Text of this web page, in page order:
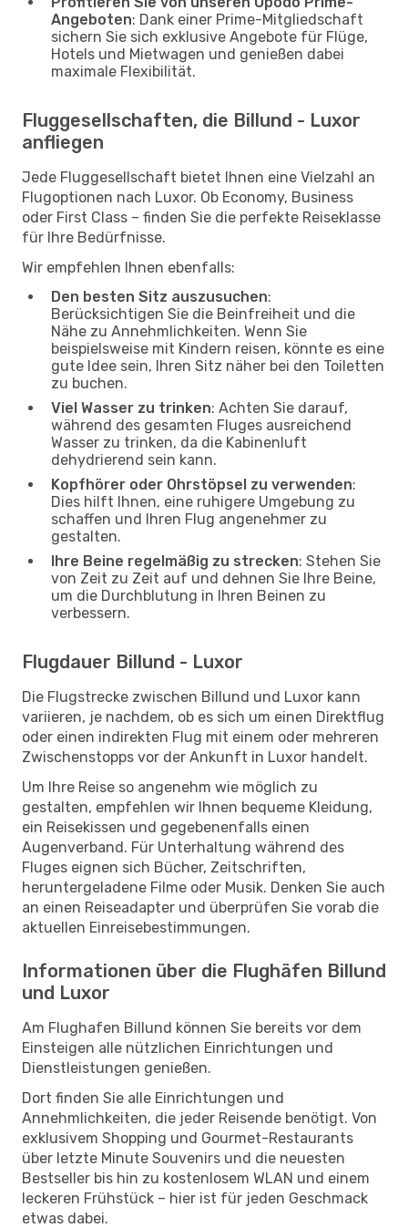
Angeboten: Dank einer Prime-Mitgliedschaft
sichern Sie sich exklusive Angebote für Flüge,
Hotels und Mietwagen und genießen dabei
maximale Flexibilität.
Fluggesellschaften, die Billund - Luxor
anfliegen
Jede Fluggesellschaft bietet Ihnen eine Vielzahl an
Flugoptionen nach Luxor. Ob Economy, Business
oder First Class – finden Sie die perfekte Reiseklasse
für Ihre Bedürfnisse.
Wir empfehlen Ihnen ebenfalls:
Den besten Sitz auszusuchen:
Berücksichtigen Sie die Beinfreiheit und die
Nähe zu Annehmlichkeiten. Wenn Sie
beispielsweise mit Kindern reisen, könnte es eine
gute Idee sein, Ihren Sitz näher bei den Toiletten
zu buchen.
Viel Wasser zu trinken: Achten Sie darauf,
während des gesamten Fluges ausreichend
Wasser zu trinken, da die Kabinenluft
dehydrierend sein kann.
Kopfhörer oder Ohrstöpsel zu verwenden:
Dies hilft Ihnen, eine ruhigere Umgebung zu
schaffen und Ihren Flug angenehmer zu
gestalten.
Ihre Beine regelmäßig zu strecken: Stehen Sie
von Zeit zu Zeit auf und dehnen Sie Ihre Beine,
um die Durchblutung in Ihren Beinen zu
verbessern.
Flugdauer Billund - Luxor
Die Flugstrecke zwischen Billund und Luxor kann
variieren, je nachdem, ob es sich um einen Direktflug
oder einen indirekten Flug mit einem oder mehreren
Zwischenstopps vor der Ankunft in Luxor handelt.
Um Ihre Reise so angenehm wie möglich zu
gestalten, empfehlen wir Ihnen bequeme Kleidung,
ein Reisekissen und gegebenenfalls einen
Augenverband. Für Unterhaltung während des
Fluges eignen sich Bücher, Zeitschriften,
heruntergeladene Filme oder Musik. Denken Sie auch
an einen Reiseadapter und überprüfen Sie vorab die
aktuellen Einreisebestimmungen.
Informationen über die Flughäfen Billund
und Luxor
Am Flughafen Billund können Sie bereits vor dem
Einsteigen alle nützlichen Einrichtungen und
Dienstleistungen genießen.
Dort finden Sie alle Einrichtungen und
Annehmlichkeiten, die jeder Reisende benötigt. Von
exklusivem Shopping und Gourmet-Restaurants
über letzte Minute Souvenirs und die neuesten
Bestseller bis hin zu kostenlosem WLAN und einem
leckeren Frühstück – hier ist für jeden Geschmack
etwas dabei.